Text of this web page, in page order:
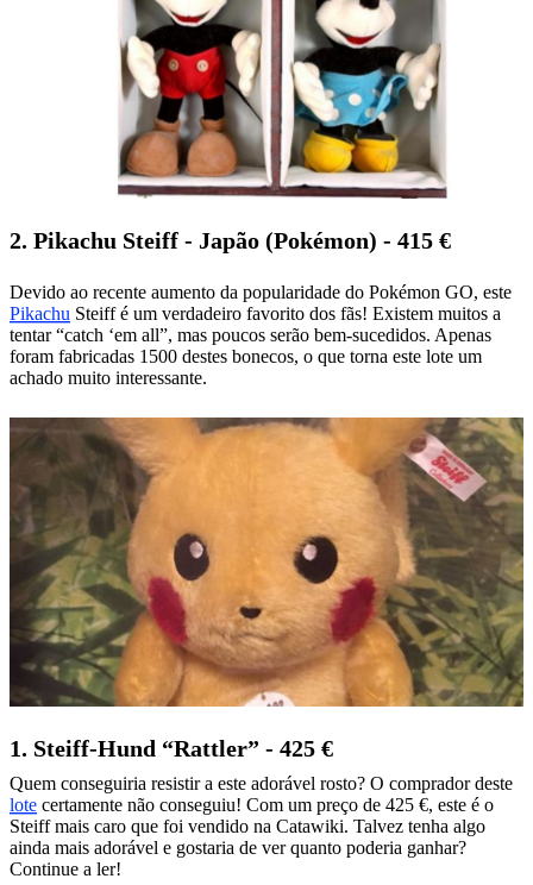
2. Pikachu Steiff - Japão (Pokémon) - 415 €
Devido ao recente aumento da popularidade do Pokémon GO, este
Pikachu Steiff é um verdadeiro favorito dos fãs! Existem muitos a
tentar “catch ‘em all”, mas poucos serão bem-sucedidos. Apenas
foram fabricadas 1500 destes bonecos, o que torna este lote um
achado muito interessante.
1. Steiff-Hund “Rattler” - 425 €
Quem conseguiria resistir a este adorável rosto? O comprador deste
lote certamente não conseguiu! Com um preço de 425 €, este é o
Steiff mais caro que foi vendido na Catawiki. Talvez tenha algo
ainda mais adorável e gostaria de ver quanto poderia ganhar?
Continue a ler!